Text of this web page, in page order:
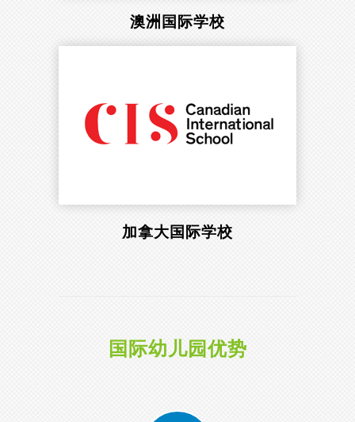
澳洲国际学校
加拿大国际学校
国际幼儿园优势